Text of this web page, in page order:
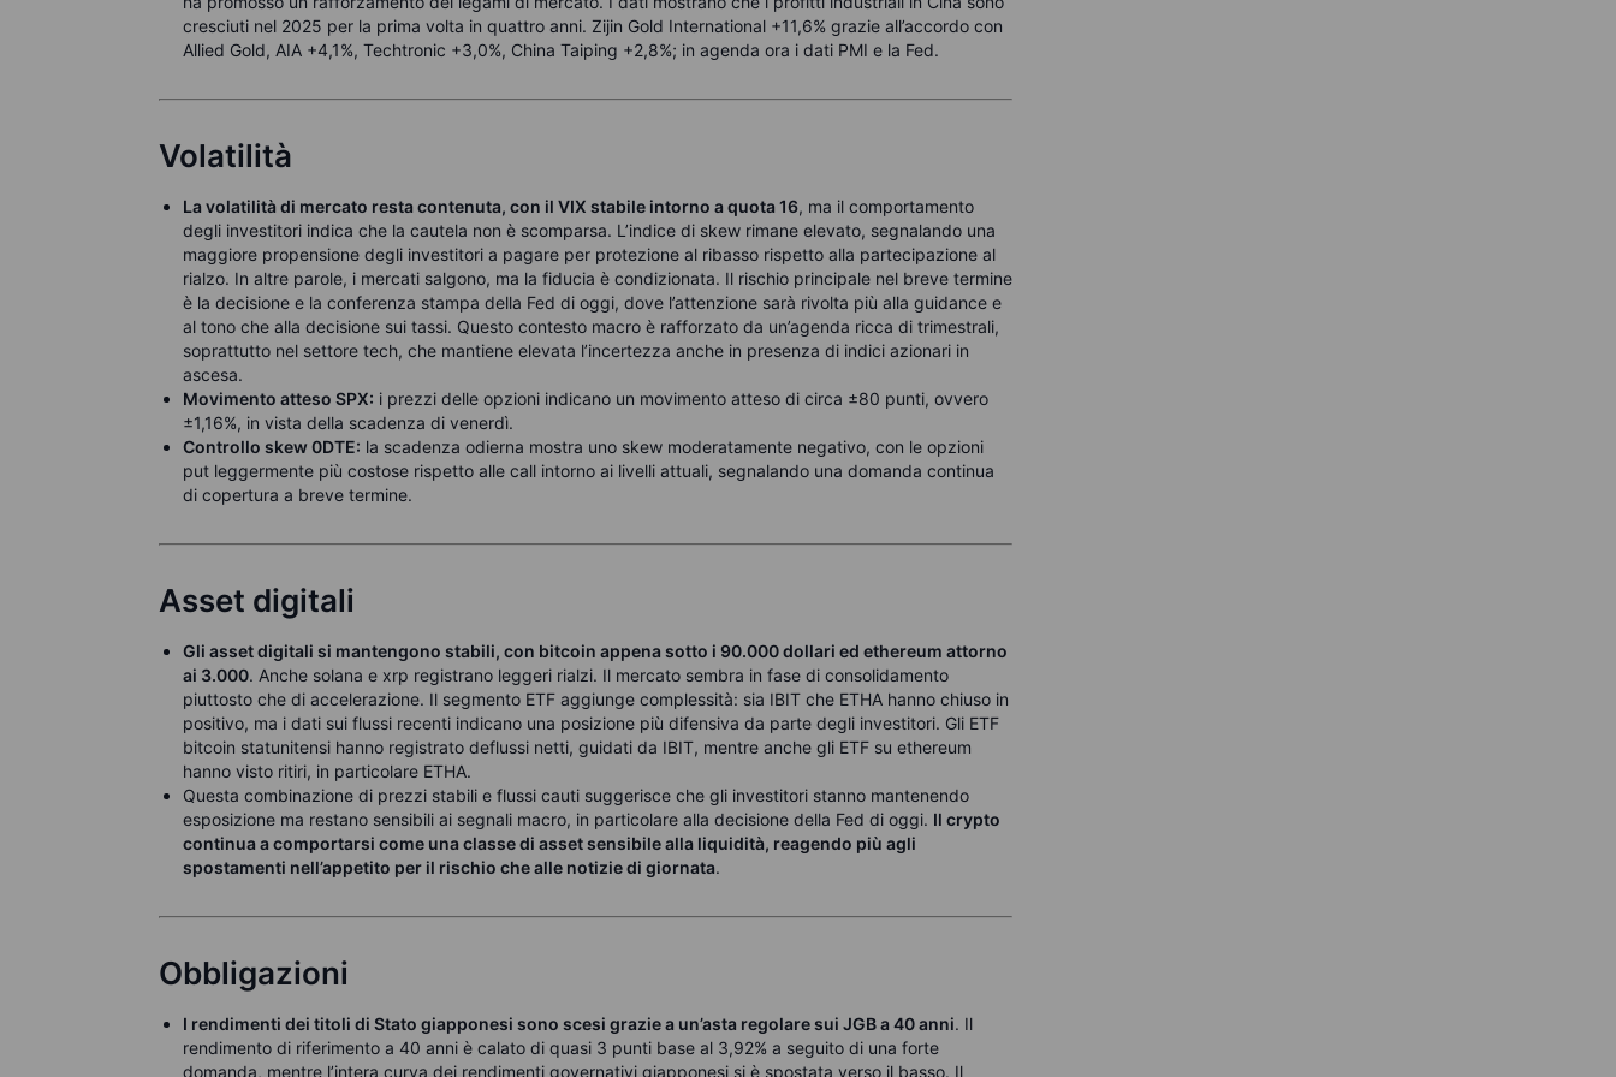
cresciuti nel 2025 per la prima volta in quattro anni. Zijin Gold International +11,6% grazie all’accordo con
Allied Gold, AIA +4,1%, Techtronic +3,0%, China Taiping +2,8%; in agenda ora i dati PMI e la Fed.
Volatilità
La volatilità di mercato resta contenuta, con il VIX stabile intorno a quota 16, ma il comportamento
degli investitori indica che la cautela non è scomparsa. L’indice di skew rimane elevato, segnalando una
maggiore propensione degli investitori a pagare per protezione al ribasso rispetto alla partecipazione al
rialzo. In altre parole, i mercati salgono, ma la fiducia è condizionata. Il rischio principale nel breve termine
è la decisione e la conferenza stampa della Fed di oggi, dove l’attenzione sarà rivolta più alla guidance e
al tono che alla decisione sui tassi. Questo contesto macro è rafforzato da un’agenda ricca di trimestrali,
soprattutto nel settore tech, che mantiene elevata l’incertezza anche in presenza di indici azionari in
ascesa.
Movimento atteso SPX: i prezzi delle opzioni indicano un movimento atteso di circa ±80 punti, ovvero
±1,16%, in vista della scadenza di venerdì.
Controllo skew 0DTE: la scadenza odierna mostra uno skew moderatamente negativo, con le opzioni
put leggermente più costose rispetto alle call intorno ai livelli attuali, segnalando una domanda continua
di copertura a breve termine.
Asset digitali
Gli asset digitali si mantengono stabili, con bitcoin appena sotto i 90.000 dollari ed ethereum attorno
ai 3.000. Anche solana e xrp registrano leggeri rialzi. Il mercato sembra in fase di consolidamento
piuttosto che di accelerazione. Il segmento ETF aggiunge complessità: sia IBIT che ETHA hanno chiuso in
positivo, ma i dati sui flussi recenti indicano una posizione più difensiva da parte degli investitori. Gli ETF
bitcoin statunitensi hanno registrato deflussi netti, guidati da IBIT, mentre anche gli ETF su ethereum
hanno visto ritiri, in particolare ETHA.
Questa combinazione di prezzi stabili e flussi cauti suggerisce che gli investitori stanno mantenendo
esposizione ma restano sensibili ai segnali macro, in particolare alla decisione della Fed di oggi. Il crypto
continua a comportarsi come una classe di asset sensibile alla liquidità, reagendo più agli
spostamenti nell’appetito per il rischio che alle notizie di giornata.
Obbligazioni
I rendimenti dei titoli di Stato giapponesi sono scesi grazie a un’asta regolare sui JGB a 40 anni. Il
rendimento di riferimento a 40 anni è calato di quasi 3 punti base al 3,92% a seguito di una forte
domanda, mentre l’intera curva dei rendimenti governativi giapponesi si è spostata verso il basso. Il